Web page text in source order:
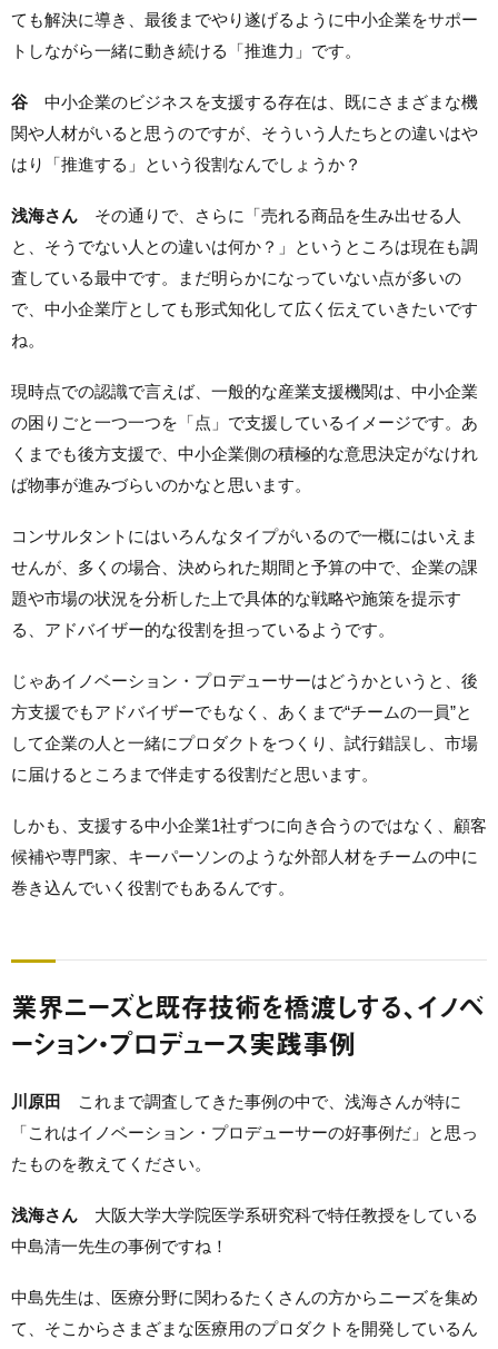
ても解決に導き、最後までやり遂げるように中小企業をサポー
トしながら一緒に動き続ける「推進力」です。
谷 中小企業のビジネスを支援する存在は、既にさまざまな機
関や人材がいると思うのですが、そういう人たちとの違いはや
はり「推進する」という役割なんでしょうか？
浅海さん その通りで、さらに「売れる商品を生み出せる人
と、そうでない人との違いは何か？」というところは現在も調
査している最中です。まだ明らかになっていない点が多いの
で、中小企業庁としても形式知化して広く伝えていきたいです
ね。
現時点での認識で言えば、一般的な産業支援機関は、中小企業
の困りごと一つ一つを「点」で支援しているイメージです。あ
くまでも後方支援で、中小企業側の積極的な意思決定がなけれ
ば物事が進みづらいのかなと思います。
コンサルタントにはいろんなタイプがいるので一概にはいえま
せんが、多くの場合、決められた期間と予算の中で、企業の課
題や市場の状況を分析した上で具体的な戦略や施策を提示す
る、アドバイザー的な役割を担っているようです。
じゃあイノベーション・プロデューサーはどうかというと、後
方支援でもアドバイザーでもなく、あくまで“チームの一員”と
して企業の人と一緒にプロダクトをつくり、試行錯誤し、市場
に届けるところまで伴走する役割だと思います。
しかも、支援する中小企業1社ずつに向き合うのではなく、顧客
候補や専門家、キーパーソンのような外部人材をチームの中に
巻き込んでいく役割でもあるんです。
業界ニーズと既存技術を橋渡しする、イノベ
ーション・プロデュース実践事例
川原田
これまで調査してきた事例の中で、浅海さんが特に
「これはイノベーション・プロデューサーの好事例だ」と思っ
たものを教えてください。
浅海さん 大阪大学大学院医学系研究科で特任教授をしている
中島清一先生の事例ですね！
中島先生は、医療分野に関わるたくさんの方からニーズを集め
て、そこからさまざまな医療用のプロダクトを開発しているん